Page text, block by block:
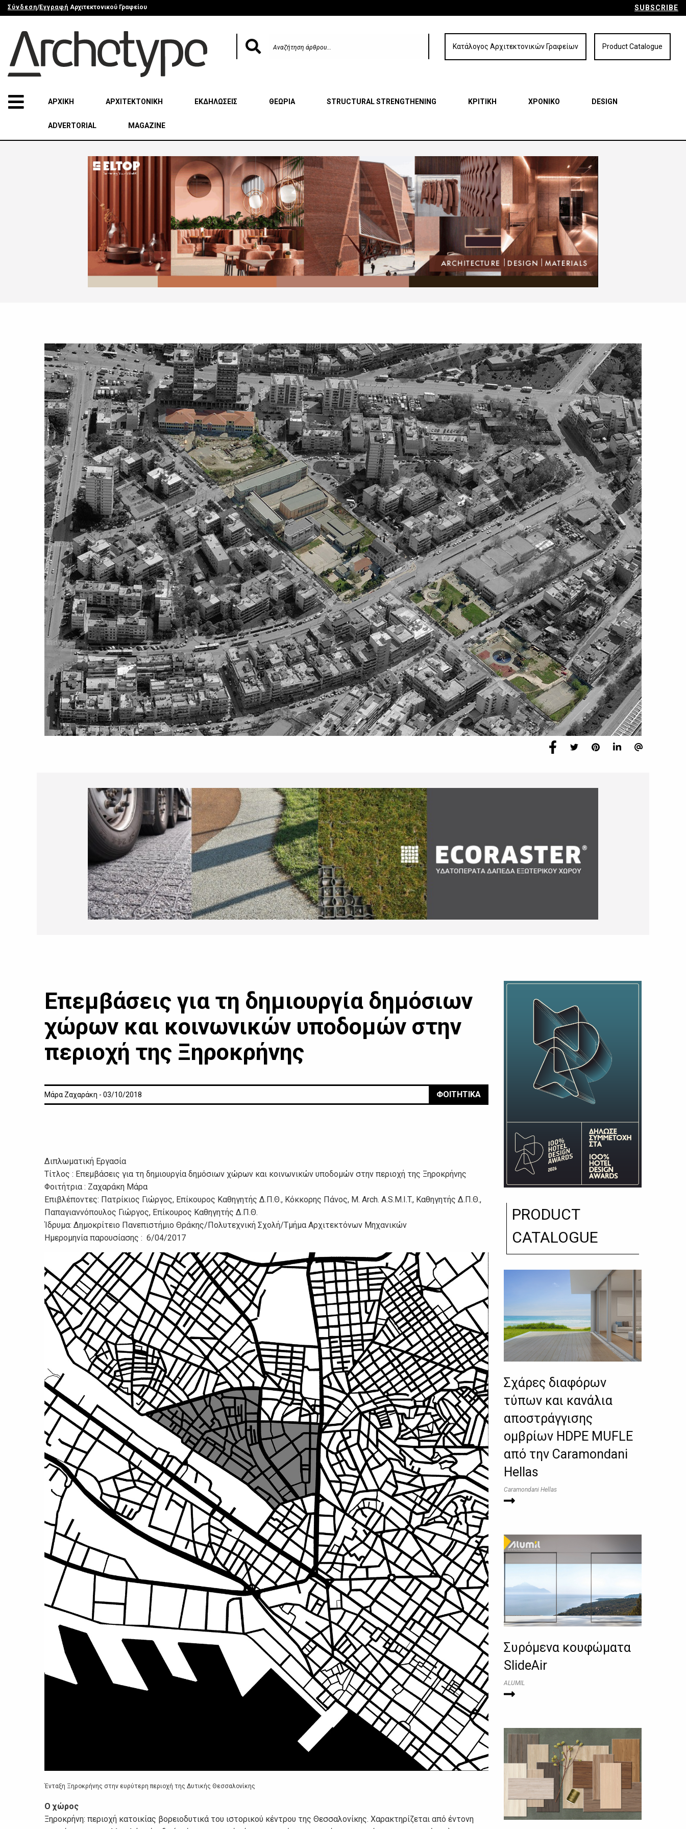
Σύνδεση/Εγγραφή Αρχιτεκτονικού Γραφείου SUBSCRIBE
Κατάλογος Αρχιτεκτονικών Γραφείων Product Catalogue
ΑΡΧΙΚΗ ΑΡΧΙΤΕΚΤΟΝΙΚΗ ΕΚΔΗΛΩΣΕΙΣ ΘΕΩΡΙΑ STRUCTURAL STRENGTHENING ΚΡΙΤΙΚΗ ΧΡΟΝΙΚΟ DESIGN
ADVERTORIAL MAGAZINE
Eπεμβάσεις για τη δημιουργία δημόσιων
χώρων και κοινωνικών υποδομών στην
περιοχή της Ξηροκρήνης
Μάρα Ζαχαράκη - 03/10/2018 ΦΟΙΤΗΤΙΚΑ
Διπλωματική Εργασία
Τίτλος : Eπεμβάσεις για τη δημιουργία δημόσιων χώρων και κοινωνικών υποδομών στην περιοχή της Ξηροκρήνης
Φοιτήτρια : Ζαχαράκη Μάρα
Επιβλέποντες: Πατρίκιος Γιώργος, Επίκουρος Καθηγητής Δ.Π.Θ., Κόκκορης Πάνος, M. Arch. A.S.M.I.T., Καθηγητής Δ.Π.Θ.,
Παπαγιαννόπουλος Γιώργος, Επίκουρος Καθηγητής Δ.Π.Θ.
Ίδρυμα: Δημοκρίτειο Πανεπιστήμιο Θράκης/Πολυτεχνική Σχολή/Τμήμα Αρχιτεκτόνων Μηχανικών
Ημερομηνία παρουσίασης : 6/04/2017
Ένταξη Ξηροκρήνης στην ευρύτερη περιοχή της Δυτικής Θεσσαλονίκης
Ο χώρος
Ξηροκρήνη: περιοχή κατοικίας βορειοδυτικά του ιστορικού κέντρου της Θεσσαλονίκης. Χαρακτηρίζεται από έντονη
PRODUCT
CATALOGUE
Σχάρες διαφόρων
τύπων και κανάλια
αποστράγγισης
ομβρίων HDPE MUFLE
από την Caramondani
Hellas
Caramondani Hellas
Συρόμενα κουφώματα
SlideAir
ALUMIL